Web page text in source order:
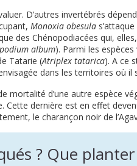
D’autres invertébrés
Monoxia obesulas’attaque
des Chénopodiacées qui,
album). Parmi les
Tatarie (Atriplex tatarica). A ce
dans les territoires où il
mortalité d’une autre espèce
Cette dernière est en effet
le charançon noir de
? Que planter